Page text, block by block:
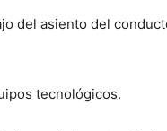
del asiento del
tecnológicos.